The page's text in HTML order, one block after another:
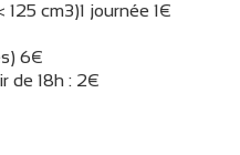
cm3)1 journée 1€
6€
de 18h : 2€